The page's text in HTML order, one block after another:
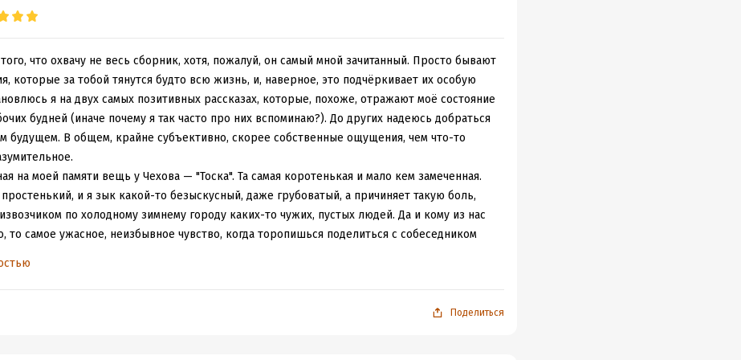
что охвачу не весь сборник, хотя, пожалуй, он самый мной зачитанный. Просто бывают
которые за тобой тянутся будто всю жизнь, и, наверное, это подчёркивает их особую
я на двух самых позитивных рассказах, которые, похоже, отражают моё состояние
будней (иначе почему я так часто про них вспоминаю?). До других надеюсь добраться
будущем. В общем, крайне субъективно, скорее собственные ощущения, чем что-то
на моей памяти вещь у Чехова — "Тоска". Та самая коротенькая и мало кем замеченная.
и я зык какой-то безыскусный, даже грубоватый, а причиняет такую боль,
по холодному зимнему городу каких-то чужих, пустых людей. Да и кому из нас
то самое ужасное, неизбывное чувство, когда торопишься поделиться с собеседником
предстали остальные персонажи, какой-то мишурой, фоном прокатившиеся с ним,
Поделиться